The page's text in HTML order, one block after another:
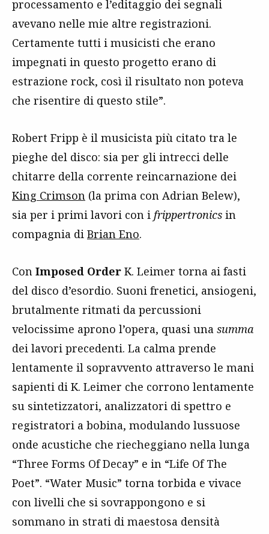
processamento e l’editaggio dei segnali
avevano nelle mie altre registrazioni.
Certamente tutti i musicisti che erano
impegnati in questo progetto erano di
estrazione rock, così il risultato non poteva
che risentire di questo stile”.
Robert Fripp è il musicista più citato tra le
pieghe del disco: sia per gli intrecci delle
chitarre della corrente reincarnazione dei
King Crimson (la prima con Adrian Belew),
sia per i primi lavori con i frippertronics in
compagnia di Brian Eno.
Con Imposed Order K. Leimer torna ai fasti
del disco d’esordio. Suoni frenetici, ansiogeni,
brutalmente ritmati da percussioni
velocissime aprono l’opera, quasi una summa
dei lavori precedenti. La calma prende
lentamente il sopravvento attraverso le mani
sapienti di K. Leimer che corrono lentamente
su sintetizzatori, analizzatori di spettro e
registratori a bobina, modulando lussuose
onde acustiche che riecheggiano nella lunga
“Three Forms Of Decay” e in “Life Of The
Poet”. “Water Music” torna torbida e vivace
con livelli che si sovrappongono e si
sommano in strati di maestosa densità